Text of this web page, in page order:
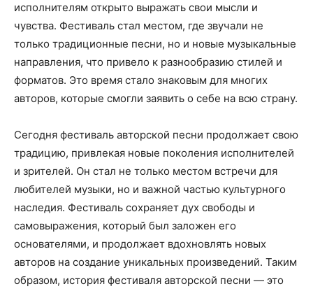
исполнителям открыто выражать свои мысли и
чувства. Фестиваль стал местом, где звучали не
только традиционные песни, но и новые музыкальные
направления, что привело к разнообразию стилей и
форматов. Это время стало знаковым для многих
авторов, которые смогли заявить о себе на всю страну.
Сегодня фестиваль авторской песни продолжает свою
традицию, привлекая новые поколения исполнителей
и зрителей. Он стал не только местом встречи для
любителей музыки, но и важной частью культурного
наследия. Фестиваль сохраняет дух свободы и
самовыражения, который был заложен его
основателями, и продолжает вдохновлять новых
авторов на создание уникальных произведений. Таким
образом, история фестиваля авторской песни — это